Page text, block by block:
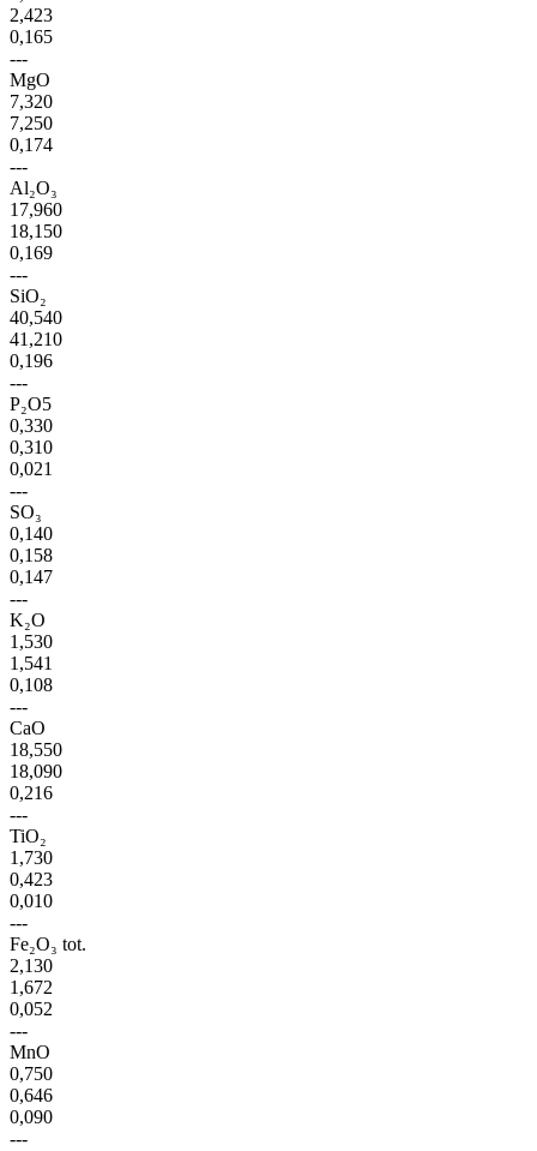
2,423
0,165
---
MgO
7,320
7,250
0,174
---
Al₂O₃
17,960
18,150
0,169
---
SiO₂
40,540
41,210
0,196
---
P₂O5
0,330
0,310
0,021
---
SO₃
0,140
0,158
0,147
---
K₂O
1,530
1,541
0,108
---
CaO
18,550
18,090
0,216
---
TiO₂
1,730
0,423
0,010
---
Fe₂O₃ tot.
2,130
1,672
0,052
---
MnO
0,750
0,646
0,090
---